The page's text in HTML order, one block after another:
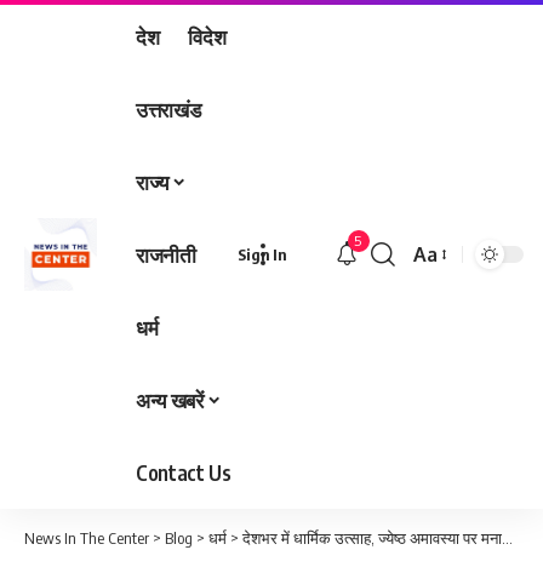
देश विदेश
उत्तराखंड
राज्य
राजनीती
धर्म
अन्य खबरें
Contact Us
Sign In
5
Font
Aa
News In The Center > Blog > धर्म >देशभर में धार्मिक उत्साह, ज्येष्ठ अमावस्या पर मनाई जा रही शनि जयंती; महिलाओं ने रखा वट सावित्री व्रत